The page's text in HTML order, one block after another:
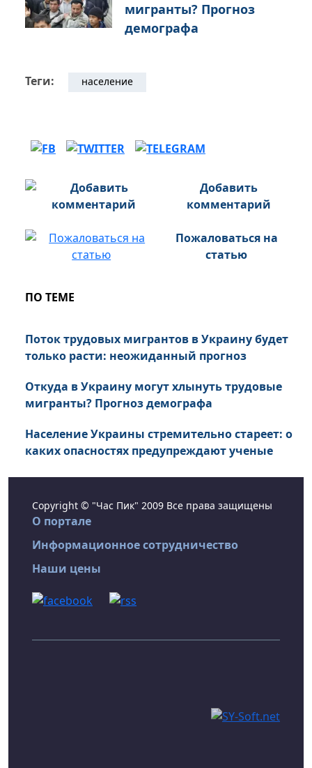
мигранты? Прогноз
демографа
Теги: население
Добавить
комментарий
Пожаловаться на
статью
ПО ТЕМЕ
Поток трудовых мигрантов в Украину будет
только расти: неожиданный прогноз
Откуда в Украину могут хлынуть трудовые
мигранты? Прогноз демографа
Население Украины стремительно стареет: о
каких опасностях предупреждают ученые
Copyright © "Час Пик" 2009 Все права защищены
О портале
Информационное сотрудничество
Наши цены